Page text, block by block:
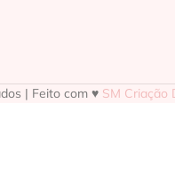
| Feito com ♥ SM Criação